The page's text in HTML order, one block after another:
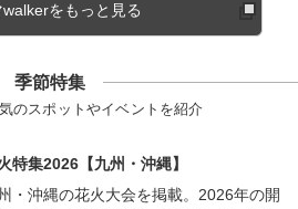
walkerをもっと見る
季節特集
のスポットやイベントを紹介
特集2026【九州・沖縄】
・沖縄の花火大会を掲載。2026年の開